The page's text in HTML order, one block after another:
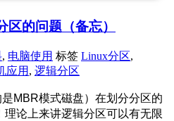
的问题（备忘）
, 电脑使用 标签 Linux分区,
应用 , 逻辑分区
MBR模式磁盘）在划分分区的
理论上来讲逻辑分区可以有无限